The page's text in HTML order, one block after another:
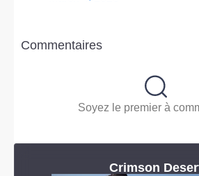
Commentaires
Soyez le premier à
Crimson